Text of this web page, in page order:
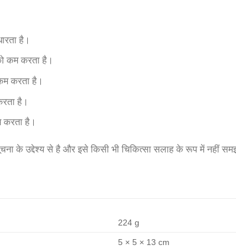
है।
कम करता है।
करता है।
है।
करता है।
के उद्देश्य से है और इसे किसी भी चिकित्सा सलाह के रूप में नहीं
224 g
5 × 5 × 13 cm